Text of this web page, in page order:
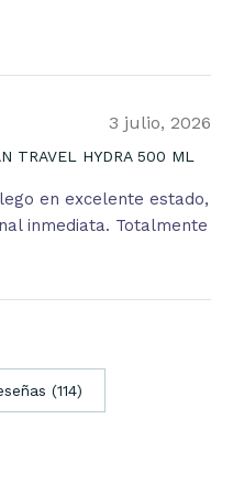
3 julio, 2026
TRAVEL HYDRA 500 ML
en excelente estado,
inmediata. Totalmente
(114)